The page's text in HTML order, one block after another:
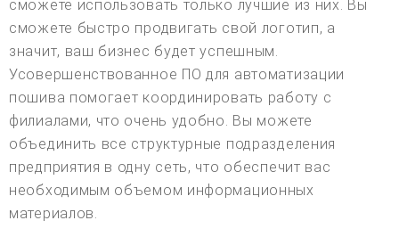
сможете использовать только лучшие из них. Вы
сможете быстро продвигать свой логотип, а
значит, ваш бизнес будет успешным.
Усовершенствованное ПО для автоматизации
пошива помогает координировать работу с
филиалами, что очень удобно. Вы можете
объединить все структурные подразделения
предприятия в одну сеть, что обеспечит вас
необходимым объемом информационных
материалов.